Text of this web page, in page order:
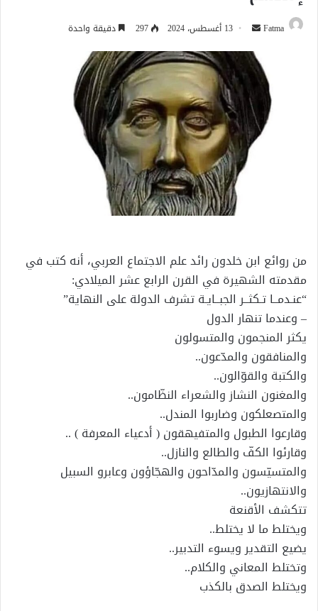
Fatma
أرسل
إلكترونيا
13 أغسطس، 2024 297 دقيقة واحدة
من روائع ابن خلدون رائد علم الاجتماع العربي، أنه كتب في
مقدمته الشهيرة في القرن الرابع عشر الميلادي:
“عنـدمــا تـكثــر الجبــايـة تشرف الدولة على النهاية”
– وعندما تنهار الدول
يكثر المنجمون والمتسولون
والمنافقون والمدّعون..
والكتبة والقوّالون..
والمغنون النشاز والشعراء النظّامون..
والمتصعلكون وضاربوا المندل..
وقارعوا الطبول والمتفيهقون ( أدعياء المعرفة ) ..
وقارئوا الكفّ والطالع والنازل..
والمتسيّسون والمدّاحون والهجّاؤون وعابرو السبيل
والانتهازيون..
تتكشف الأقنعة
ويختلط ما لا يختلط..
يضيع التقدير ويسوء التدبير..
وتختلط المعاني والكلام..
ويختلط الصدق بالكذب